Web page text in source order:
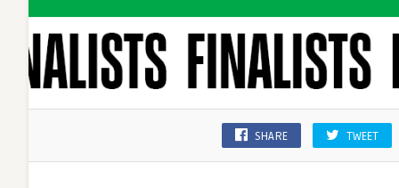
SHARE TWEET